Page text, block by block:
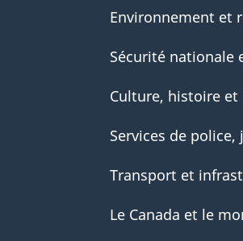
Environnement et
Sécurité nationale
Culture, histoire et
Services de
Transport et
Le Canada et le